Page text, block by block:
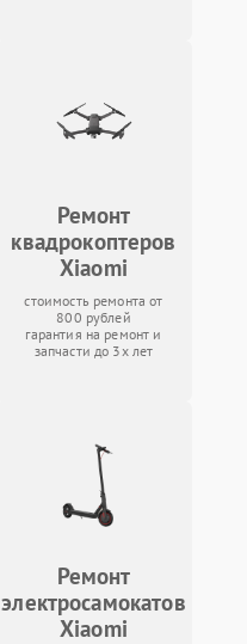
Ремонт
квадрокоптеров
Xiaomi
стоимость ремонта от
800 рублей
гарантия на ремонт и
запчасти до 3х лет
Ремонт
электросамокатов
Xiaomi